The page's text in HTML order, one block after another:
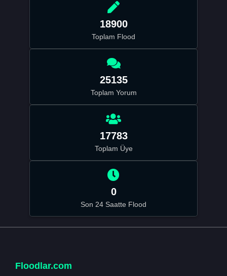
18900
Toplam Flood
25135
Toplam Yorum
17783
Toplam Üye
0
Son 24 Saatte Flood
Floodlar.com